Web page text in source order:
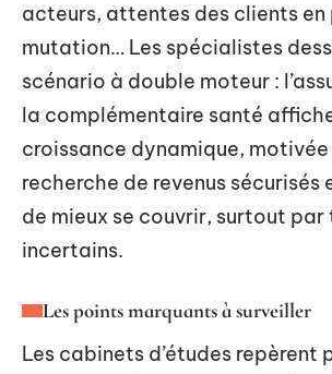
acteurs, attentes des clients en
mutation… Les spécialistes
scénario à double moteur :
la complémentaire santé
croissance dynamique, motivée
recherche de revenus sécurisés
de mieux se couvrir, surtout par
incertains.
Les points marquants à surveiller
Les cabinets d’études repèrent